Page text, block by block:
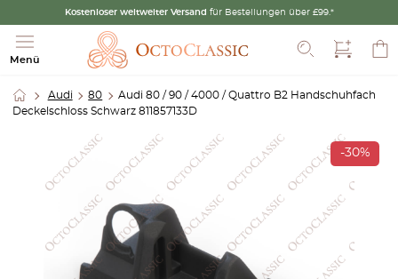
Kostenloser weltweiter Versand für Bestellungen über £99.*
Menü
Suche
Audi 80
Audi 80 / 90 / 4000 / Quattro B2 Handschuhfach
Deckelschloss Schwarz 811857133D
-30%